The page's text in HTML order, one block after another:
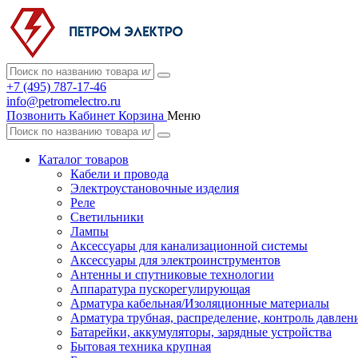
+7 (495) 787-17-46
info@petromelectro.ru
Позвонить Кабинет Корзина Меню
Каталог товаров
Кабели и провода
Электроустановочные изделия
Реле
Светильники
Лампы
Аксессуары для канализационной системы
Аксессуары для электроинструментов
Антенны и спутниковые технологии
Аппаратура пускорегулирующая
Арматура кабельная/Изоляционные материалы
Арматура трубная, распределение, контроль
Батарейки, аккумуляторы, зарядные устройства
Бытовая техника крупная